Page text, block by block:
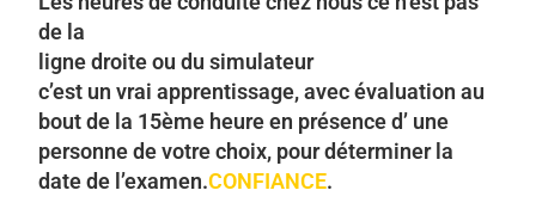
de la
ligne droite ou du simulateur
c’est un vrai apprentissage, avec évaluation au
bout de la 15ème heure en présence d’ une
personne de votre choix, pour déterminer la
date de l’examen.CONFIANCE.